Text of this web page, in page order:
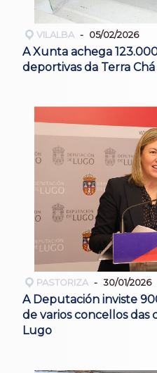
VILALBA 05/02/2026
A Xunta achega
deportivas da Terra Chá
PASTORIZA 30/01/2026
A Deputación inviste
de varios concellos das
Lugo